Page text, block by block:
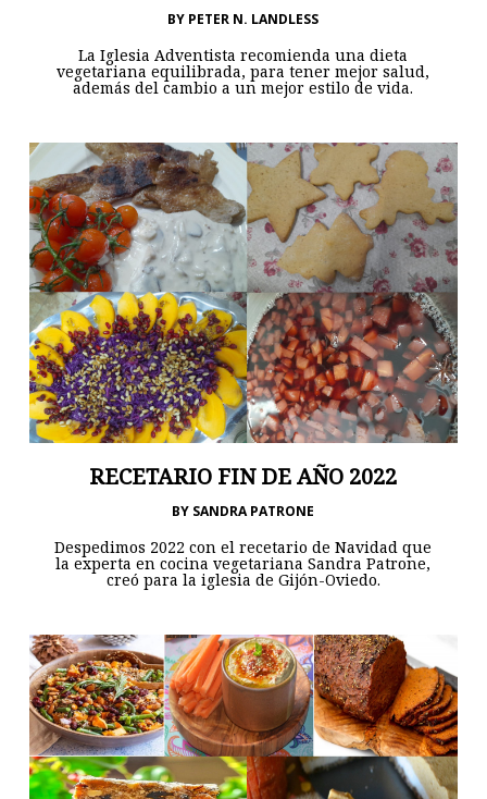
BY PETER N. LANDLESS
La Iglesia Adventista recomienda una dieta
vegetariana equilibrada, para tener mejor salud,
además del cambio a un mejor estilo de vida.
RECETARIO FIN DE AÑO 2022
BY SANDRA PATRONE
Despedimos 2022 con el recetario de Navidad que
la experta en cocina vegetariana Sandra Patrone,
creó para la iglesia de Gijón-Oviedo.